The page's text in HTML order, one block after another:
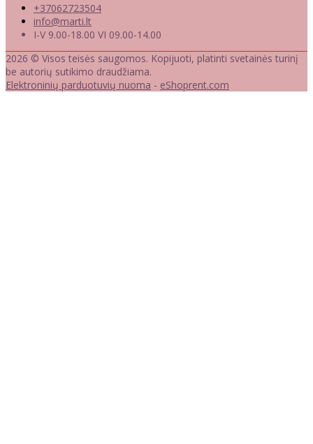
+37062723504
info@marti.lt
I-V 9.00-18.00 VI 09.00-14.00
2026 © Visos teisės saugomos. Kopijuoti, platinti svetainės turinį
be autorių sutikimo draudžiama.
Elektroninių parduotuvių nuoma - eShoprent.com